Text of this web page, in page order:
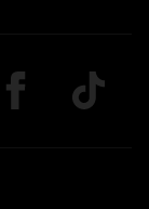
sur LinkedIn
Suivez nous sur
TikTok